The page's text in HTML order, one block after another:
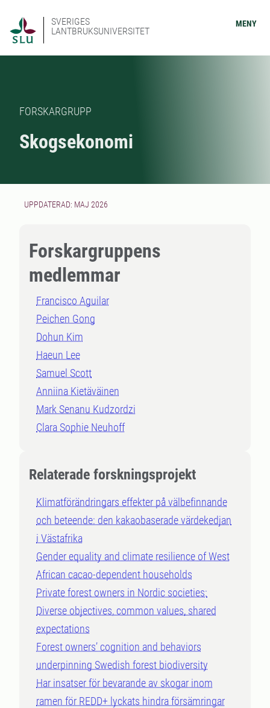
SVERIGES
LANTBRUKSUNIVERSITET
MENY
FORSKARGRUPP
Skogsekonomi
UPPDATERAD: MAJ 2026
Forskargruppens
medlemmar
Francisco Aguilar
Peichen Gong
Dohun Kim
Haeun Lee
Samuel Scott
Anniina Kietäväinen
Mark Senanu Kudzordzi
Clara Sophie Neuhoff
Relaterade forskningsprojekt
Klimatförändringars effekter på välbefinnande
och beteende: den kakaobaserade värdekedjan
i Västafrika
Gender equality and climate resilience of West
African cacao-dependent households
Private forest owners in Nordic societies:
Diverse objectives, common values, shared
expectations
Forest owners’ cognition and behaviors
underpinning Swedish forest biodiversity
Har insatser för bevarande av skogar inom
ramen för REDD+ lyckats hindra försämringar